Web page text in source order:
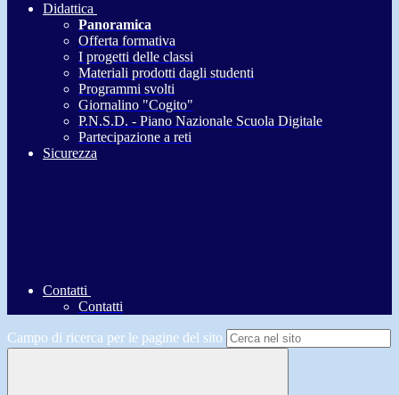
Didattica
Panoramica
Offerta formativa
I progetti delle classi
Materiali prodotti dagli studenti
Programmi svolti
Giornalino "Cogito"
P.N.S.D. - Piano Nazionale Scuola Digitale
Partecipazione a reti
Sicurezza
Contatti
Contatti
Campo di ricerca per le pagine del sito